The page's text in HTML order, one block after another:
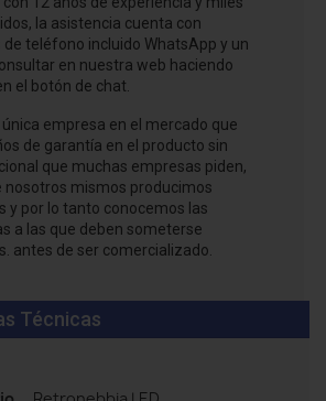
la asistencia cuenta con
teléfono incluido WhatsApp y un
en nuestra web haciendo
el botón de chat.
empresa en el mercado que
de garantía en el producto sin
que muchas empresas piden,
nosotros mismos producimos
y por lo tanto conocemos las
a las que deben someterse
antes de ser comercializado.
Técnicas